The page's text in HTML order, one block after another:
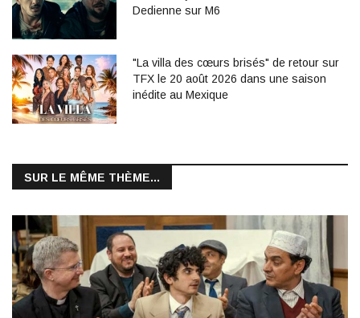
Dedienne sur M6
"La villa des cœurs brisés" de retour sur
TFX le 20 août 2026 dans une saison
inédite au Mexique
SUR LE MÊME THÈME...